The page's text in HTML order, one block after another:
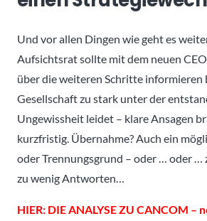
Und vor allen Dingen wie geht es
Aufsichtsrat sollte mit dem neuen
über die weiteren Schritte informieren
Gesellschaft zu stark unter der
Ungewissheit leidet – klare Ansagen
kurzfristig. Übernahme? Auch ein
oder Trennungsgrund – oder … oder …
zu wenig Antworten…
HIER: DIE ANALYSE ZU CANCOM –